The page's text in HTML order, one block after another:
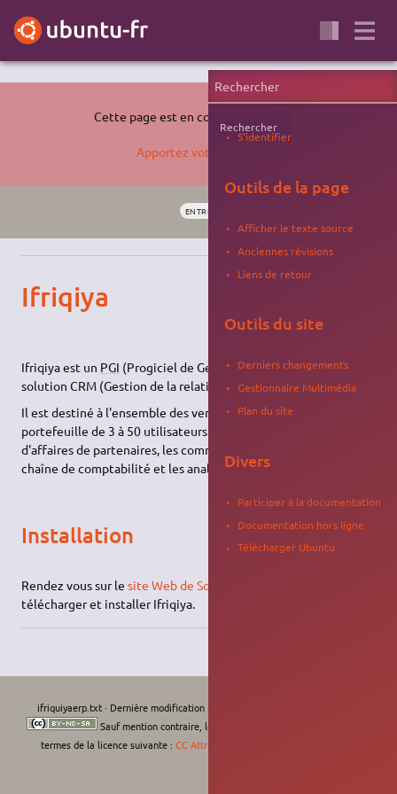
Cette page est en cours de rédaction.
Apportez votre aide…
ENTREPRISE
Ifriqiya
Ifriqiya est un PGI (Progiciel de Gestion Informatisée) et une
solution CRM (Gestion de la relation client).
Il est destiné à l'ensemble des ventes d'affaires dans un
portefeuille de 3 à 50 utilisateurs. Il couvre tous les processus
d'affaires de partenaires, les commandes, la gestion de la
chaîne de comptabilité et les analyses.
Installation
Rendez vous sur lesite Web de SourceForce.net
télécharger et installer Ifriqiya.
ifriquiyaerp.txt· Dernière modification :
Sauf mention contraire, le contenu de ce wiki est placé sous les
termes de la licence suivante : CC Attribution-Noncommercial-Share Alike 4.0
Rechercher
S'identifier
Outils de la page
Afficher le texte source
Anciennes révisions
Liens de retour
Outils du site
Derniers changements
Gestionnaire Multimédia
Plan du site
Divers
Participer à la documentation
Documentation hors ligne
Télécharger Ubuntu